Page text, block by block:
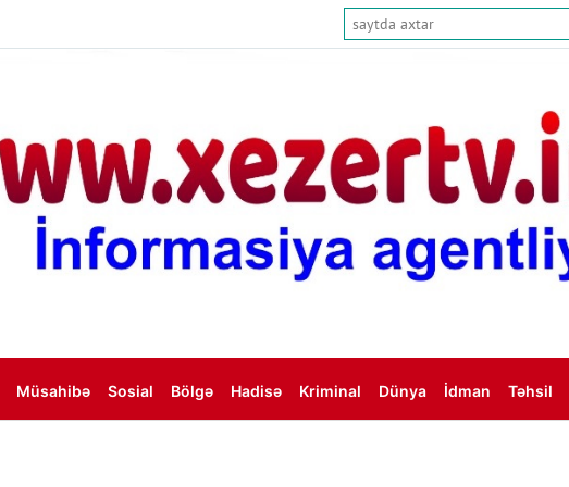
Müsahibə Sosial Bölgə Hadisə Kriminal Dünya İdman Təhsil